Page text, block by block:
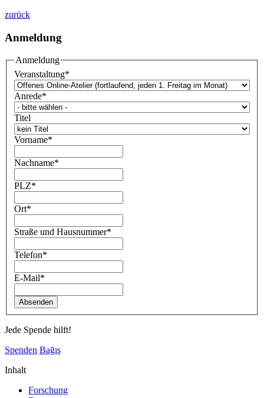
zurück
Anmeldung
Anmeldung
Veranstaltung*
Anrede*
Titel
Vorname*
Nachname*
PLZ*
Ort*
Straße und Hausnummer*
Telefon*
E-Mail*
Jede Spende hilft!
Spenden Bağış
Inhalt
Forschung